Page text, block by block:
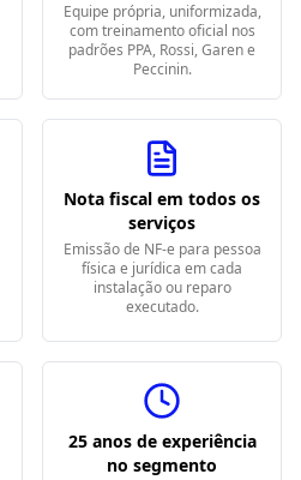
Equipe própria, uniformizada,
com treinamento oficial nos
padrões PPA, Rossi, Garen e
Peccinin.
Nota fiscal em todos os
serviços
Emissão de NF-e para pessoa
física e jurídica em cada
instalação ou reparo
executado.
25 anos de experiência
no segmento